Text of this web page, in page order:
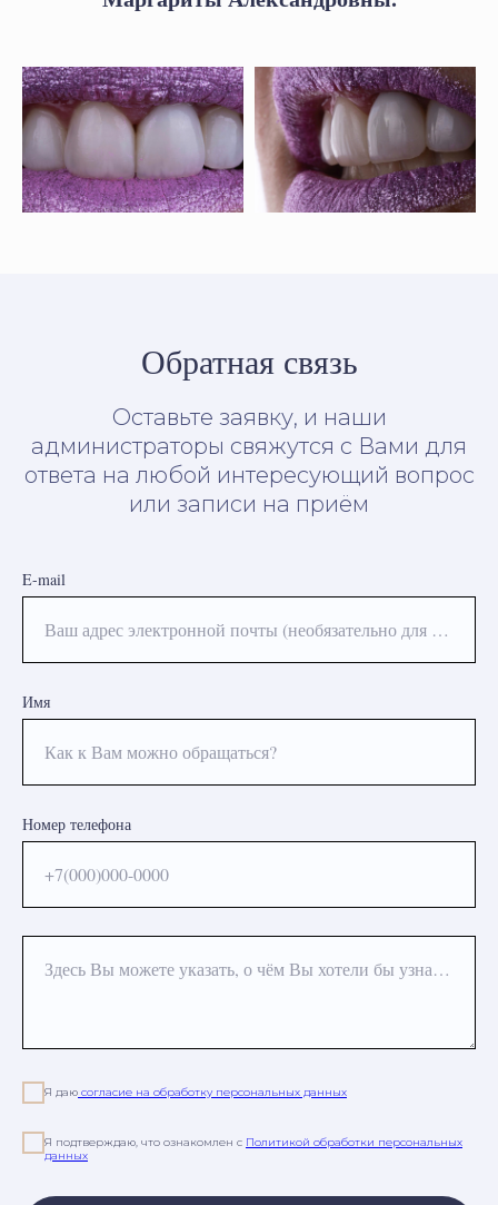
Обратная связь
Оставьте заявку, и наши
администраторы свяжутся с Вами для
ответа на любой интересующий вопрос
или записи на приём
E-mail
Ваш адрес электронной почты (необязательно для заполнения)
Имя
Как к Вам можно обращаться?
Номер телефона
+7(000)000-0000
Здесь Вы можете указать, о чём Вы хотели бы узнать или какая процедура Вас интересует
Я даю согласие на обработку персональных данных
Я подтверждаю, что ознакомлен с Политикой обработки персональных
данных